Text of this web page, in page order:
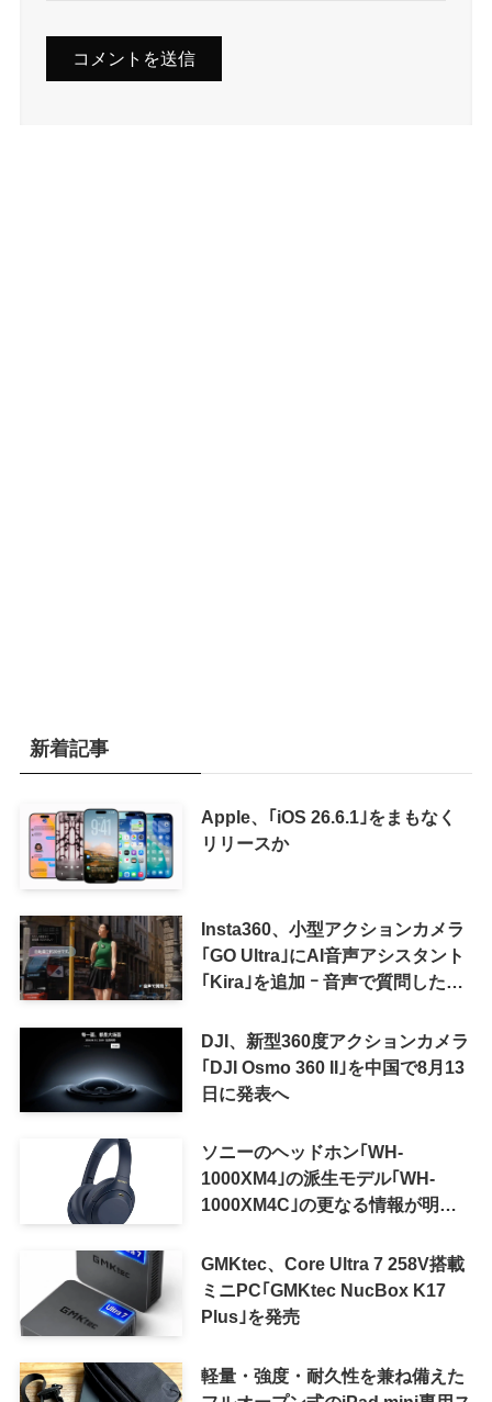
新着記事
Apple、｢iOS 26.6.1｣をまもなく
リリースか
Insta360、小型アクションカメラ
｢GO Ultra｣にAI音声アシスタント
｢Kira｣を追加 ｰ 音声で質問した
可能に
DJI、新型360度アクションカメラ
｢DJI Osmo 360 II｣を中国で8月13
日に発表へ
ソニーのヘッドホン｢WH-
1000XM4｣の派生モデル｢WH-
1000XM4C｣の更なる情報が明ら
GMKtec、Core Ultra 7 258V搭載
ミニPC｢GMKtec NucBox K17
Plus｣を発売
軽量・強度・耐久性を兼ね備えた